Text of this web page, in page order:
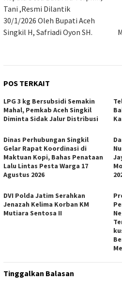
Tani ,Resmi Dilantik
30/1/2026 Oleh Bupati Aceh
Singkil H, Safriadi Oyon SH.
POS TERKAIT
LPG 3 kg Bersubsidi Semakin
Mahal, Pemkab Aceh Singkil
Diminta Sidak Jalur Distribusi
Dinas Perhubungan Singkil
Gelar Rapat Koordinasi di
Maktuan Kopi, Bahas Penataan
Lalu Lintas Pesta Warga 17
Agustus 2026
DVI Polda Jatim Serahkan
Jenazah Kelima Korban KM
Mutiara Sentosa II
Tinggalkan Balasan